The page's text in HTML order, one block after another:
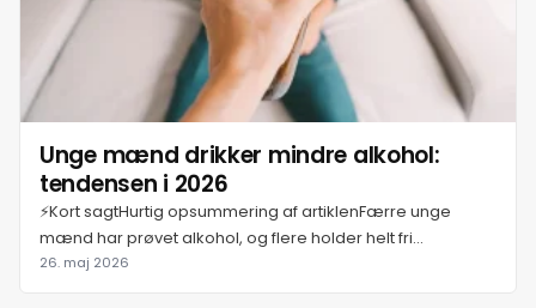
21. juli 2026
22. juli 2026
23. juli 2026
24. juli 2026
Unge mænd drikker mindre alkohol:
tendensen i 2026
⚡Kort sagtHurtig opsummering af artiklenFærre unge
mænd har prøvet alkohol, og flere holder helt fri...
26. maj 2026